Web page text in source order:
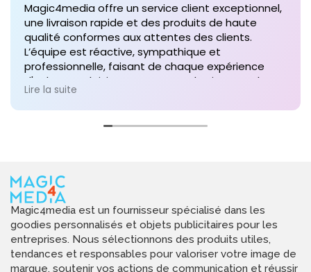
Magic4media offre un service client exceptionnel,
une livraison rapide et des produits de haute
qualité conformes aux attentes des clients.
L’équipe est réactive, sympathique et
professionnelle, faisant de chaque expérience
d'achat un plaisir. Je recommande vivement leurs
services pour toute commande future de produits
personnalisés !
Lire la suite
Magic4media est un fournisseur spécialisé dans les
goodies personnalisés et objets publicitaires pour les
entreprises. Nous sélectionnons des produits utiles,
tendances et responsables pour valoriser votre image de
marque, soutenir vos actions de communication et réussir